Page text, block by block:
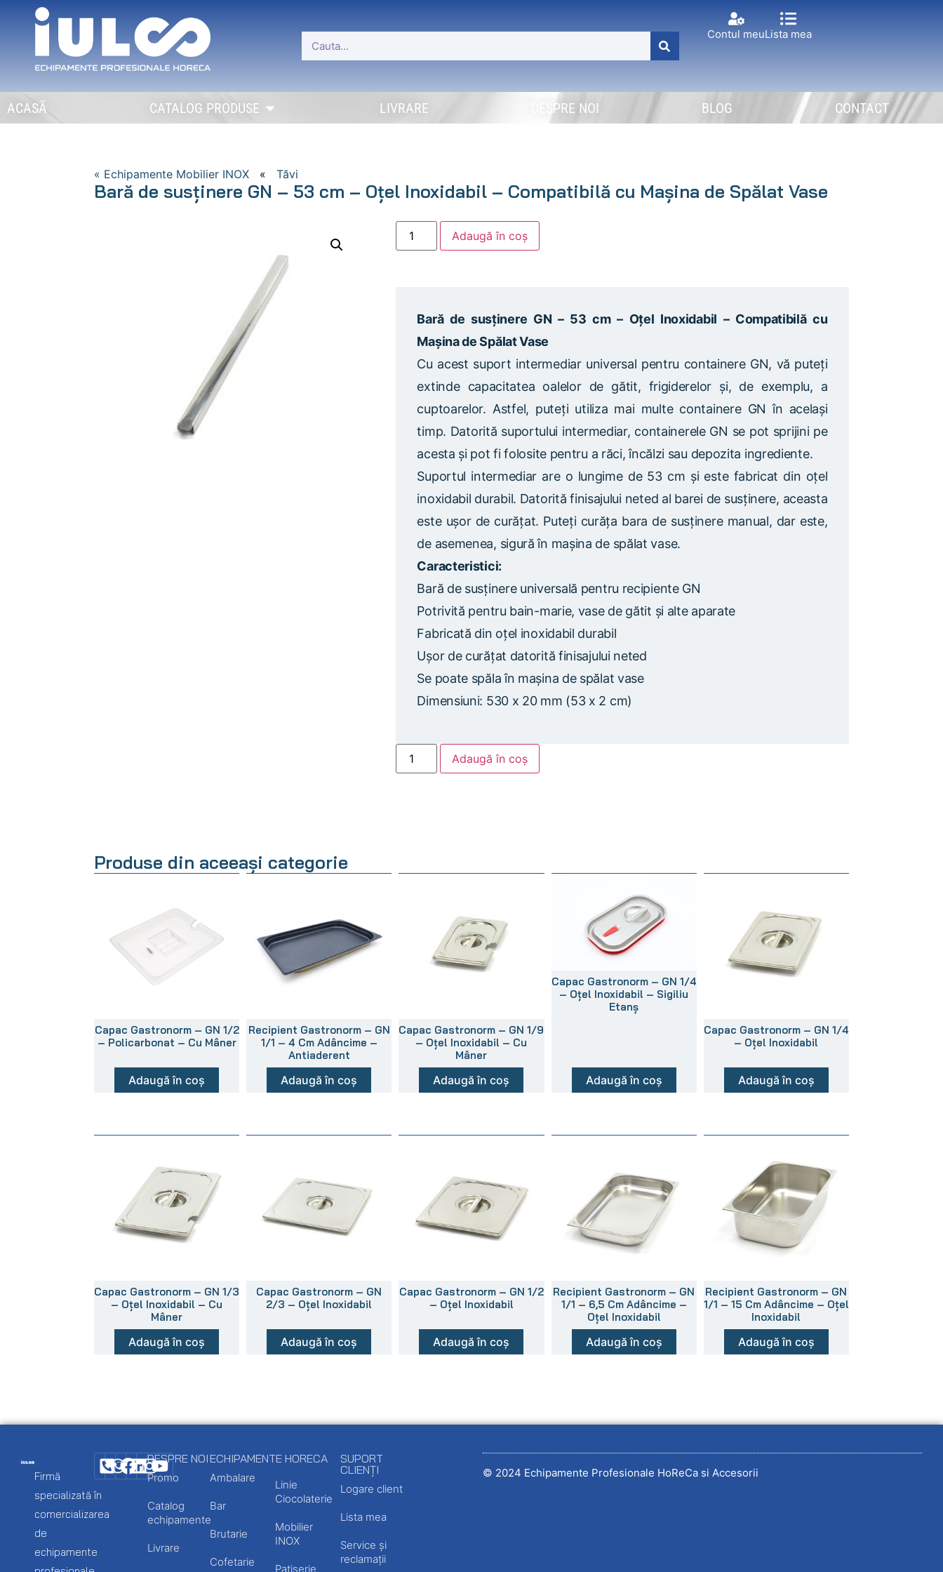
Contul meuLista mea
ACASĂ CATALOG PRODUSE LIVRARE DESPRE NOI BLOG CONTACT
« Echipamente Mobilier INOX «Tăvi
Bară de susținere GN – 53 cm – Oțel Inoxidabil – Compatibilă cu Mașina de Spălat Vase
Adaugă în coș
Bară de susținere GN – 53 cm – Oțel Inoxidabil – Compatibilă cu
Mașina de Spălat Vase
Cu acest suport intermediar universal pentru containere GN, vă puteți
extinde capacitatea oalelor de gătit, frigiderelor și, de exemplu, a
cuptoarelor. Astfel, puteți utiliza mai multe containere GN în același
timp. Datorită suportului intermediar, containerele GN se pot sprijini pe
acesta și pot fi folosite pentru a răci, încălzi sau depozita ingrediente.
Suportul intermediar are o lungime de 53 cm și este fabricat din oțel
inoxidabil durabil. Datorită finisajului neted al barei de susținere, aceasta
este ușor de curățat. Puteți curăța bara de susținere manual, dar este,
de asemenea, sigură în mașina de spălat vase.
Caracteristici:
Bară de susținere universală pentru recipiente GN
Potrivită pentru bain-marie, vase de gătit și alte aparate
Fabricată din oțel inoxidabil durabil
Ușor de curățat datorită finisajului neted
Se poate spăla în mașina de spălat vase
Dimensiuni: 530 x 20 mm (53 x 2 cm)
Adaugă în coș
Produse din aceeași categorie
Capac Gastronorm – GN 1/2
– Policarbonat – Cu Mâner
Adaugă în coș
Recipient Gastronorm – GN
1/1 – 4 Cm Adâncime –
Antiaderent
Adaugă în coș
Capac Gastronorm – GN 1/9
– Oțel Inoxidabil – Cu
Mâner
Adaugă în coș
Capac Gastronorm – GN 1/4
– Oțel Inoxidabil – Sigiliu
Etanș
Adaugă în coș
Capac Gastronorm – GN 1/4
– Oțel Inoxidabil
Adaugă în coș
Capac Gastronorm – GN 1/3
– Oțel Inoxidabil – Cu
Mâner
Adaugă în coș
Capac Gastronorm – GN
2/3 – Oțel Inoxidabil
Adaugă în coș
Capac Gastronorm – GN 1/2
– Oțel Inoxidabil
Adaugă în coș
Recipient Gastronorm – GN
1/1 – 6,5 Cm Adâncime –
Oțel Inoxidabil
Adaugă în coș
Recipient Gastronorm – GN
1/1 – 15 Cm Adâncime – Oțel
Inoxidabil
Adaugă în coș
Firmă
specializată în
comercializarea
de
echipamente
DESPRE NOI
Promo
Catalog
echipamente
Livrare
ECHIPAMENTE HORECA
Ambalare
Bar
Brutarie
Cofetarie
Linie
Ciocolaterie
Mobilier
INOX
Patiserie
SUPORT
CLIENȚI
Logare client
Lista mea
Service și
reclamații
© 2024 Echipamente Profesionale HoReCa si Accesorii